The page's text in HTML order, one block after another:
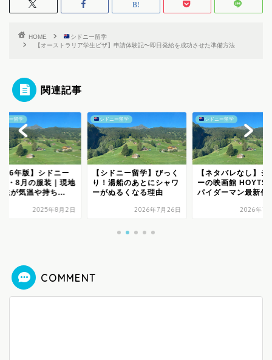
HOME
シドニー留学
【オーストラリア学生ビザ】申請体験記〜即日発給を成功させた準備方法
関連記事
ニー留学
年版】シドニー
・8月の服装｜現地
生が気温や持ち...
2025年8月2日
シドニー留学
【シドニー留学】びっく
り！湯船のあとにシャワ
ーがぬるくなる理由
2026年7月26日
シドニー留学
【ネタバレなし】シ
ーの映画館 HOYTS
パイダーマン最新作
2026年7
COMMENT